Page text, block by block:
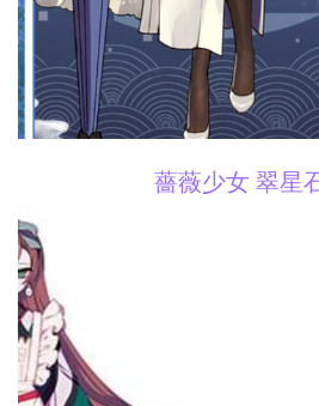
薔薇少女 翠星